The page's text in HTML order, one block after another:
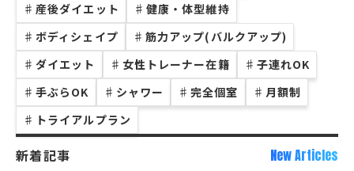
♯ 産後ダイエット ♯ 健康・体型維持
♯ ボディシェイプ ♯ 筋力アップ(バルクアップ)
♯ ダイエット ♯ 女性トレーナー在籍 ♯ 子連れOK
♯ 手ぶらOK ♯ シャワー ♯ 完全個室 ♯ 月額制
♯ トライアルプラン
新着記事 New Articles